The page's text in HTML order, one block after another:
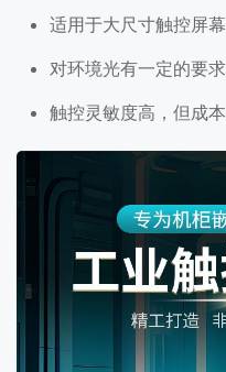
适用于大尺寸触控屏幕
对环境光有一定的要
触控灵敏度高，但成本